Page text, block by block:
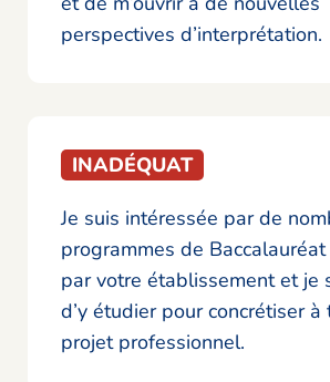
perspectives d’interprétation.
INADÉQUAT
Je suis intéressée par de
programmes de
par votre établissement et je
d’y étudier pour concrétiser à
projet professionnel.